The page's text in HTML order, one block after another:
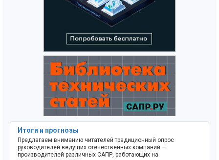
Итоги и прогнозы
Предлагаем вниманию читателей традиционный опрос
руководителей ведущих отечественных компаний —
производителей различных САПР, работающих на